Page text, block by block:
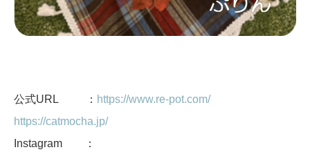
公式URL ： https://www.re-pot.com/
https://catmocha.jp/
Instagram ：